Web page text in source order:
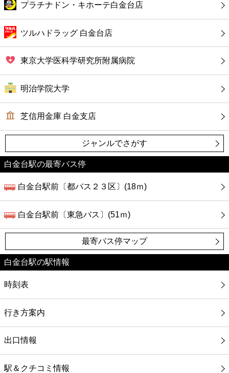
プラチナドン・キホーテ白金台店
ツルハドラッグ 白金台店
東京大学医科学研究所附属病院
明治学院大学
芝信用金庫 白金支店
ジャンルでさがす
白金台駅の最寄バス停
白金台駅前〔都バス２３区〕(18ｍ)
白金台駅前〔東急バス〕(51ｍ)
最寄バス停マップ
白金台駅の駅情報
時刻表
行き方案内
出口情報
駅＆クチコミ情報